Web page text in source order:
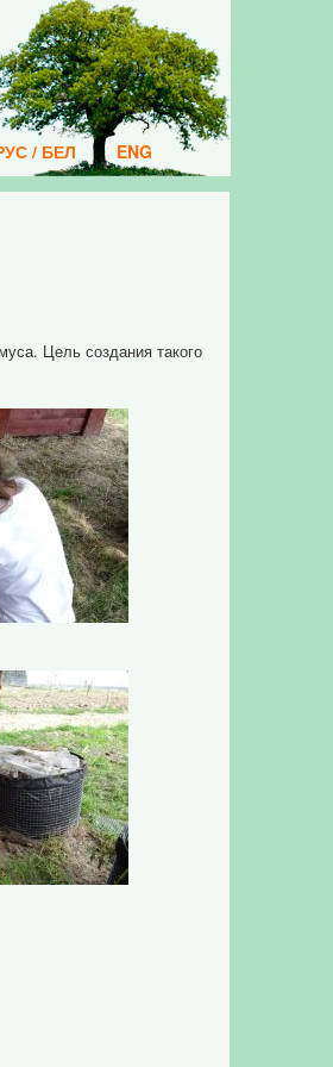
/ БЕЛ ENG
Цель создания такого